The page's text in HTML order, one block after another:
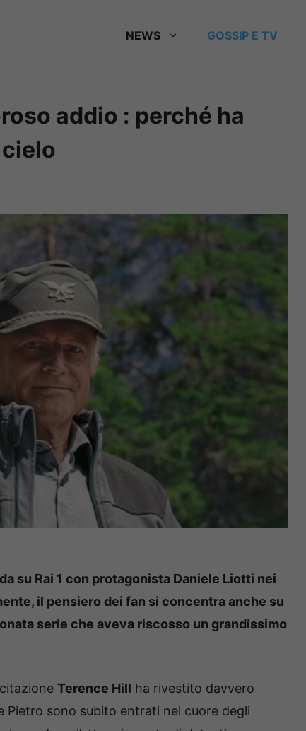
NEWS GOSSIP E TV
addio : perché ha
su Rai 1 con protagonista Daniele Liotti nei
il pensiero dei fan si concentra anche su
serie che aveva riscosso un grandissimo
Terence Hill ha rivestito davvero
Pietro sono subito entrati nel cuore degli